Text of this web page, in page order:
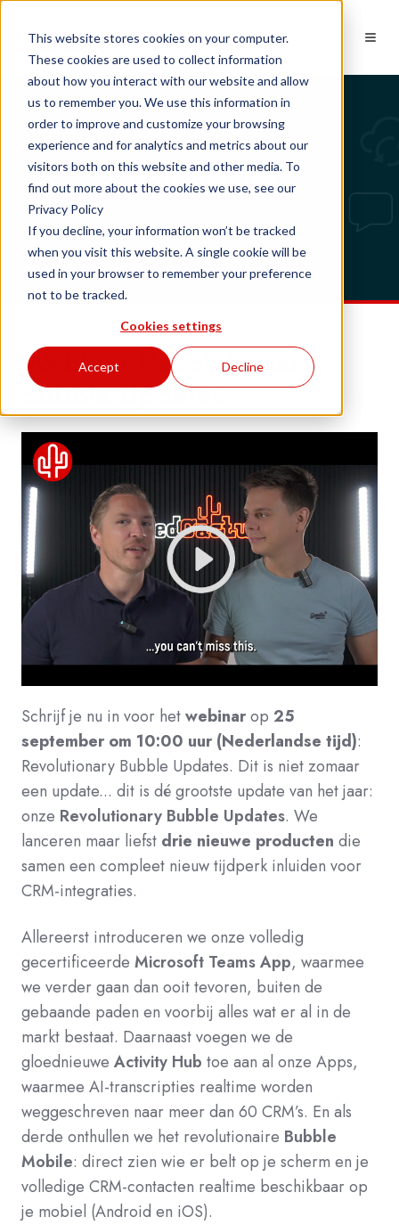
This website stores cookies on your computer.
These cookies are used to collect information
about how you interact with our website and allow
us to remember you. We use this information in
order to improve and customize your browsing
experience and for analytics and metrics about our
visitors both on this website and other media. To
find out more about the cookies we use, see our
Privacy Policy
If you decline, your information won’t be tracked
when you visit this website. A single cookie will be
used in your browser to remember your preference
not to be tracked.
Cookies settings
Accept Decline
Tech updates
Webinar Revolutionary
Bubble Updates
Schrijf je nu in voor hetwebinarop 25
september om 10:00 uur (Nederlandse tijd):
Revolutionary Bubble Updates. Dit is niet zomaar
een update... dit is dé grootste update van het jaar:
onze Revolutionary Bubble Updates. We
lanceren maar liefst drie nieuwe producten die
samen een compleet nieuw tijdperk inluiden voor
CRM-integraties.
Allereerst introduceren we onze volledig
gecertificeerde Microsoft Teams App, waarmee
we verder gaan dan ooit tevoren, buiten de
gebaande paden en voorbij alles wat er al in de
markt bestaat. Daarnaast voegen we de
gloednieuwe Activity Hub toe aan al onze Apps,
waarmee AI-transcripties realtime worden
weggeschreven naar meer dan 60 CRM’s. En als
derde onthullen we het revolutionaire Bubble
Mobile: direct zien wie er belt op je scherm en je
volledige CRM-contacten realtime beschikbaar op
je mobiel (Android en iOS).